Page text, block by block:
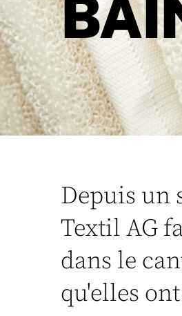
Depuis un
Textil AG
dans le
qu'elles